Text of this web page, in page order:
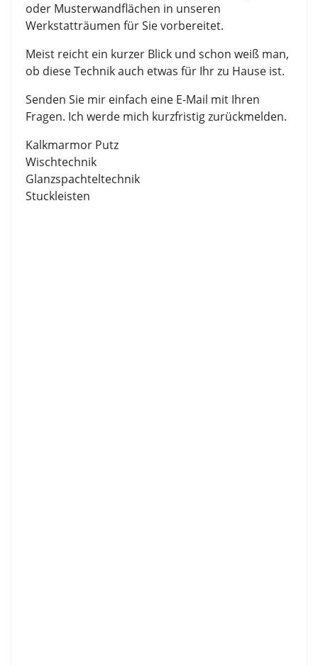
oder Musterwandflächen in unseren
Werkstatträumen für Sie vorbereitet.
Meist reicht ein kurzer Blick und schon weiß man,
ob diese Technik auch etwas für Ihr zu Hause ist.
Senden Sie mir einfach eine E-Mail mit Ihren
Fragen. Ich werde mich kurzfristig zurückmelden.
Kalkmarmor Putz
Wischtechnik
Glanzspachteltechnik
Stuckleisten